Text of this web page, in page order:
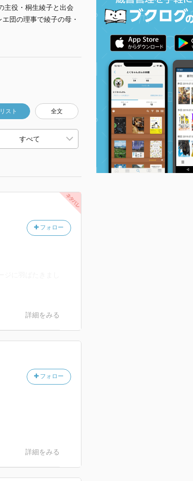
主役・桐生綾子と出会
団の理事で綾子の母・
リスト 全文
フォロー
詳細をみる
フォロー
詳細をみる